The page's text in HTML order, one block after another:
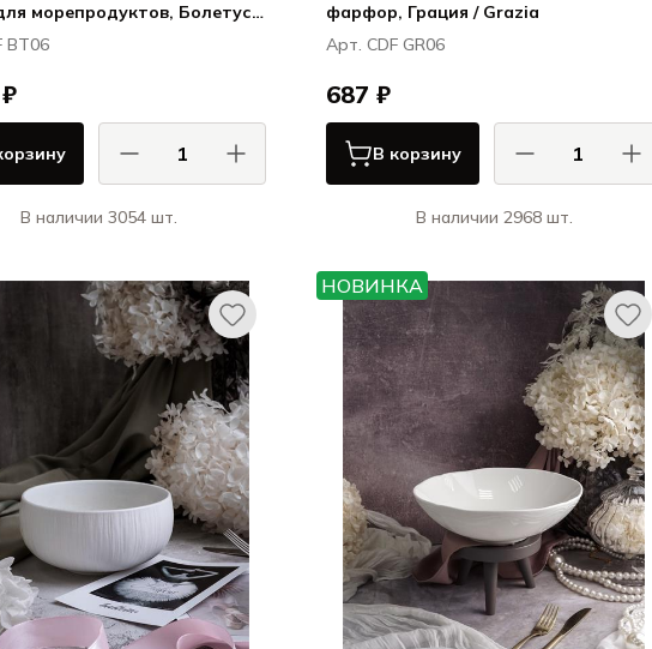
морепродуктов, Болетус /
BT06
В наличии 3054 шт.
Болетус / Boletus
фарфор, Грация / Grazia
Арт. CDF GR06
687 ₽
В корзину
В наличии 2968 шт.
Грация / Grazia
НОВИНКА